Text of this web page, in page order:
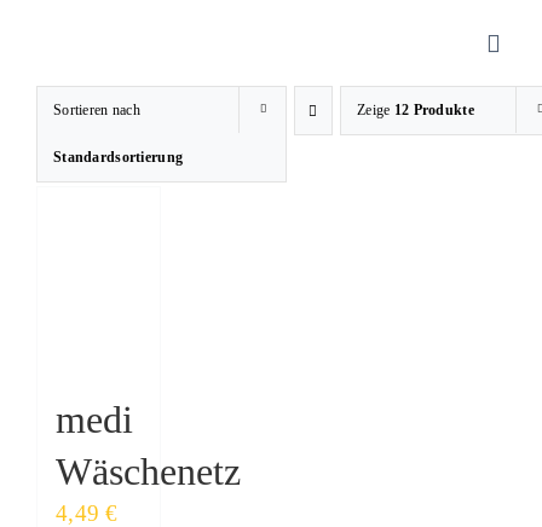
Produkte
Sortieren nach
Standardsortierung
Zeige 12 Produkte
medi
Wäschenetz
4,49€